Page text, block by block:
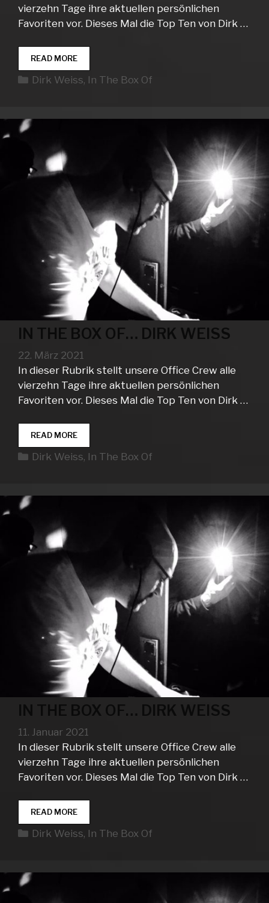
vierzehn Tage ihre aktuellen persönlichen
Favoriten vor. Dieses Mal die Top Ten von Dirk …
READ MOREIN
THE
BOX
Kategorien
Dirk Weiss, In The Box Of
IN THE BOX OF… DIRK WEISS
22. März 2021
In dieser Rubrik stellt unsere Office Crew alle
vierzehn Tage ihre aktuellen persönlichen
Favoriten vor. Dieses Mal die Top Ten von Dirk …
READ MOREIN
THE
BOX
Kategorien
Dirk Weiss, In The Box Of
IN THE BOX OF… DIRK WEISS
11. Januar 2021
In dieser Rubrik stellt unsere Office Crew alle
vierzehn Tage ihre aktuellen persönlichen
Favoriten vor. Dieses Mal die Top Ten von Dirk …
READ MOREIN
THE
BOX
Kategorien
Dirk Weiss, In The Box Of